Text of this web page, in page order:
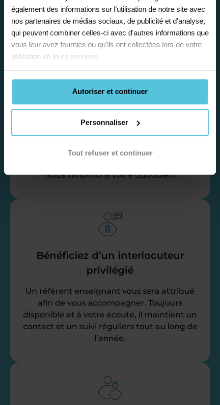
également des informations sur l'utilisation de notre site avec
nos partenaires de médias sociaux, de publicité et d'analyse,
qui peuvent combiner celles-ci avec d'autres informations que
vous leur avez fournies ou qu'ils ont collectées lors de votre
utilisation de leurs services.
Autoriser et continuer
Personnaliser
Tout refuser et continuer
vos disponibilités et votre flexibilité.
Déléguez vos tâches
administratives
Nos équipes d’experts se chargent de tout
jusqu’à la gestion de vos fiches de paie, vos
Nous simplifions votre quotidien.
Bénéficiez d’un interlocuteur
privilégié
Un référent enseignant vous sera attribué
afin de vous accompagner. Toujours
disponible et à votre écoute, il maintient un
contact et un suivi réguliers tout au long de
l’année.